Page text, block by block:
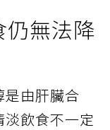
無法降
由肝臟合
飲食不一定